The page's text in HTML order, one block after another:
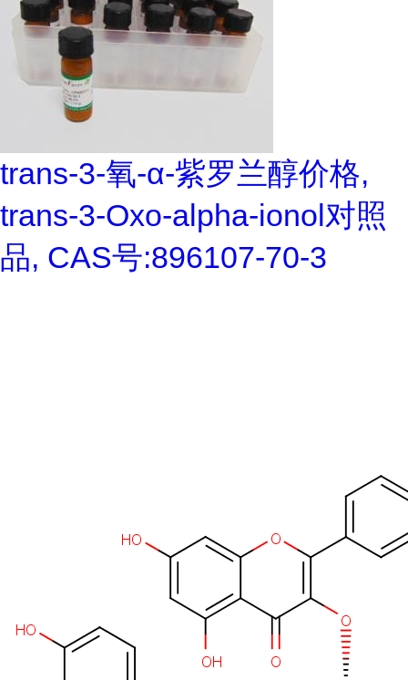
trans-3-氧-α-紫罗兰醇价格,
trans-3-Oxo-alpha-ionol对照
品, CAS号:896107-70-3